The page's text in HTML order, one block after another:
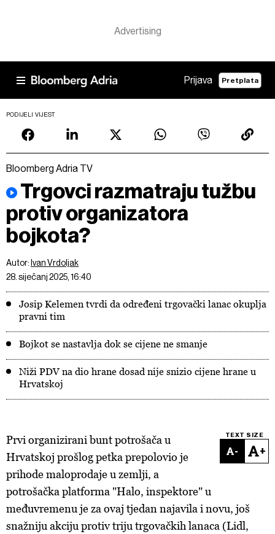
Prijava Pretplata
PODIJELI VIJEST
Bloomberg Adria TV
Trgovci razmatraju tužbu
protiv organizatora
bojkota?
Autor: Ivan Vrdoljak
28. siječanj 2025, 16:40
Josip Kelemen tvrdi da određeni trgovački lanac okuplja
pravni tim
Bojkot se nastavlja dok se cijene ne smanje
Niži PDV na dio hrane dosad nije snizio cijene hrane u
Hrvatskoj
TEXT SIZE
- +
Prvi organizirani bunt potrošača u
Hrvatskoj prošlog petka prepolovio je
prihode maloprodaje u zemlji, a
potrošačka platforma "Halo, inspektore" u
međuvremenu je za ovaj tjedan najavila i novu, još
snažniju akciju protiv triju trgovačkih lanaca (Lidl,